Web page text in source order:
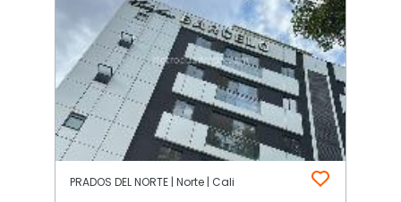
PRADOS DEL NORTE | Norte | Cali